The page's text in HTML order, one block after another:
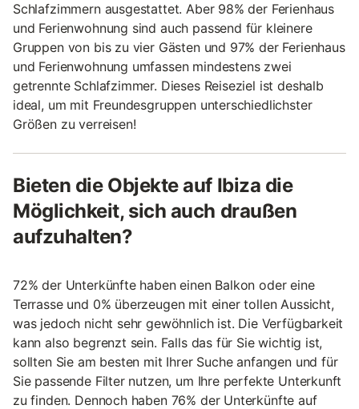
Schlafzimmern ausgestattet. Aber 98% der Ferienhaus
und Ferienwohnung sind auch passend für kleinere
Gruppen von bis zu vier Gästen und 97% der Ferienhaus
und Ferienwohnung umfassen mindestens zwei
getrennte Schlafzimmer. Dieses Reiseziel ist deshalb
ideal, um mit Freundesgruppen unterschiedlichster
Größen zu verreisen!
Bieten die Objekte auf Ibiza die
Möglichkeit, sich auch draußen
aufzuhalten?
72% der Unterkünfte haben einen Balkon oder eine
Terrasse und 0% überzeugen mit einer tollen Aussicht,
was jedoch nicht sehr gewöhnlich ist. Die Verfügbarkeit
kann also begrenzt sein. Falls das für Sie wichtig ist,
sollten Sie am besten mit Ihrer Suche anfangen und für
Sie passende Filter nutzen, um Ihre perfekte Unterkunft
zu finden. Dennoch haben 76% der Unterkünfte auf